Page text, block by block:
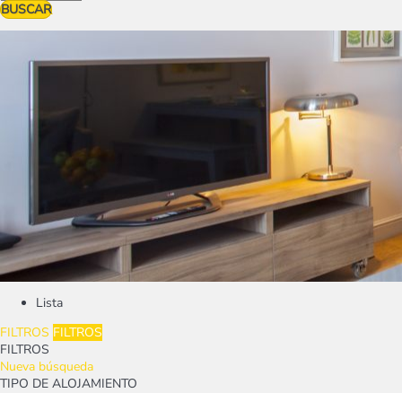
BUSCAR
Lista
FILTROS FILTROS
FILTROS
Nueva búsqueda
TIPO DE ALOJAMIENTO